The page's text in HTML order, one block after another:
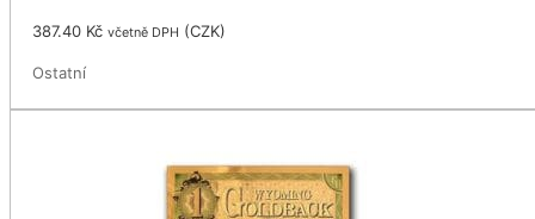
387.40 Kč včetně DPH (CZK)
Ostatní